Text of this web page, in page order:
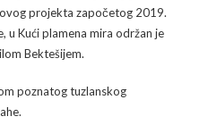
projekta započetog 2019.
u Kući plamena mira održan je
Bektešijem.
poznatog tuzlanskog